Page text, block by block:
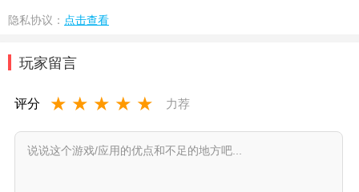
隐私协议： 点击查看
玩家留言
评分 ★ ★ ★ ★ ★ 力荐